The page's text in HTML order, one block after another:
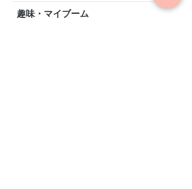
趣味・マイブーム